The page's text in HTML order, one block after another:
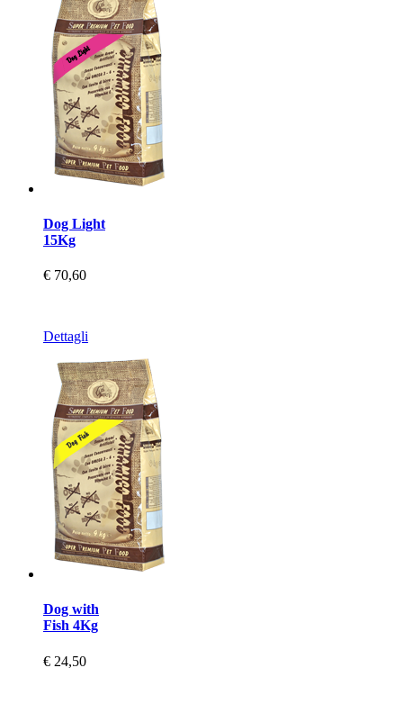
Dog Light
15Kg
€ 70,60
Dettagli
Dog with
Fish 4Kg
€ 24,50